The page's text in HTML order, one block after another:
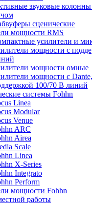
звуковые
сценические
мощности RMS
усилители и
мощности с
мощности омные
мощности с
100/70 В линий
системы Fohhn
Linea
Modular
Venue
ARC
Airea
Scale
Linea
X-Series
Integrato
Perform
мощности Fohhn
работы